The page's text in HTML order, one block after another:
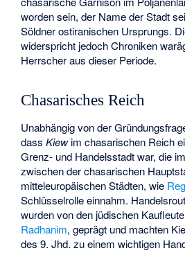
worden sein, der Name der Stadt
Söldner ostiranischen Ursprungs.
widerspricht jedoch Chroniken
Herrscher aus dieser Periode.
Chasarisches Reich
Unabhängig von der
dassKiewim chasarischen Reich
Grenz- und Handelsstadt war, die
zwischen der chasarischen
mitteleuropäischen Städten, wie
Schlüsselrolle einnahm.
wurden von den jüdischen
Radhanim, geprägt und machten
des 9. Jhd. zu einem wichtigen